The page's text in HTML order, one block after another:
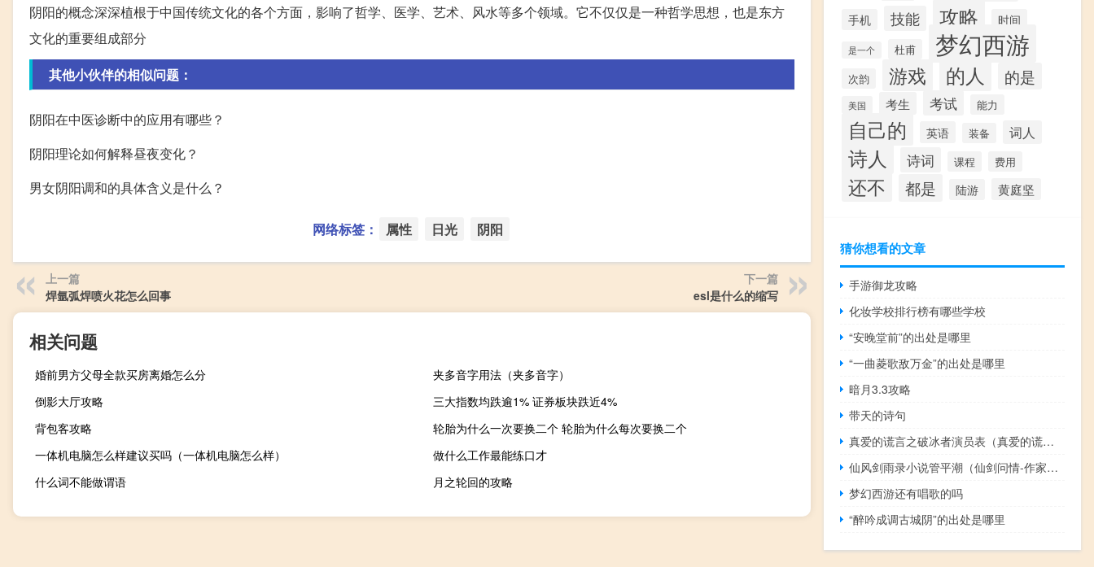
阴阳的概念深深植根于中国传统文化的各个方面，影响了哲学、医学、艺术、风水等多个领域。它不仅仅是一种哲学思想，也是东方
文化的重要组成部分
其他小伙伴的相似问题：
阴阳在中医诊断中的应用有哪些？
阴阳理论如何解释昼夜变化？
男女阴阳调和的具体含义是什么？
网络标签： 属性 日光 阴阳
上一篇
焊氩弧焊喷火花怎么回事
下一篇
esl是什么的缩写
相关问题
婚前男方父母全款买房离婚怎么分
夹多音字用法（夹多音字）
倒影大厅攻略
三大指数均跌逾1% 证券板块跌近4%
背包客攻略
轮胎为什么一次要换二个 轮胎为什么每次要换二个
一体机电脑怎么样建议买吗（一体机电脑怎么样）
做什么工作最能练口才
什么词不能做谓语
月之轮回的攻略
手机 技能 攻略 时间
是一个 杜甫 梦幻西游
次韵 游戏 的人 的是
美国 考生 考试 能力
自己的 英语 装备 词人
诗人 诗词 课程 费用
还不 都是 陆游 黄庭坚
猜你想看的文章
手游御龙攻略
化妆学校排行榜有哪些学校
“安晚堂前”的出处是哪里
“一曲菱歌敌万金”的出处是哪里
暗月3.3攻略
带天的诗句
真爱的谎言之破冰者演员表（真爱的谎言之破冰者）
仙风剑雨录小说管平潮（仙剑问情-作家管平潮所著小说简介）
梦幻西游还有唱歌的吗
“醉吟成调古城阴”的出处是哪里